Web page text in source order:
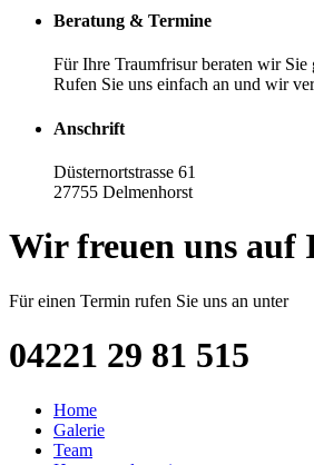
Beratung & Termine
Für Ihre Traumfrisur beraten wir Sie
Rufen Sie uns einfach an und wir
Anschrift
Düsternortstrasse 61
27755 Delmenhorst
Wir freuen uns auf
Für einen Termin rufen Sie uns an unter
04221 29 81 515
Home
Galerie
Team